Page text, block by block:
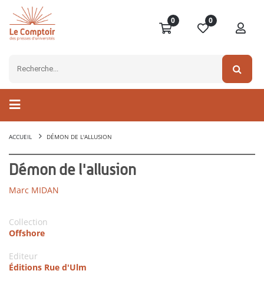
0 0
ACCUEIL DÉMON DE L'ALLUSION
Démon de l'allusion
Marc MIDAN
Collection
Offshore
Editeur
Éditions Rue d'Ulm